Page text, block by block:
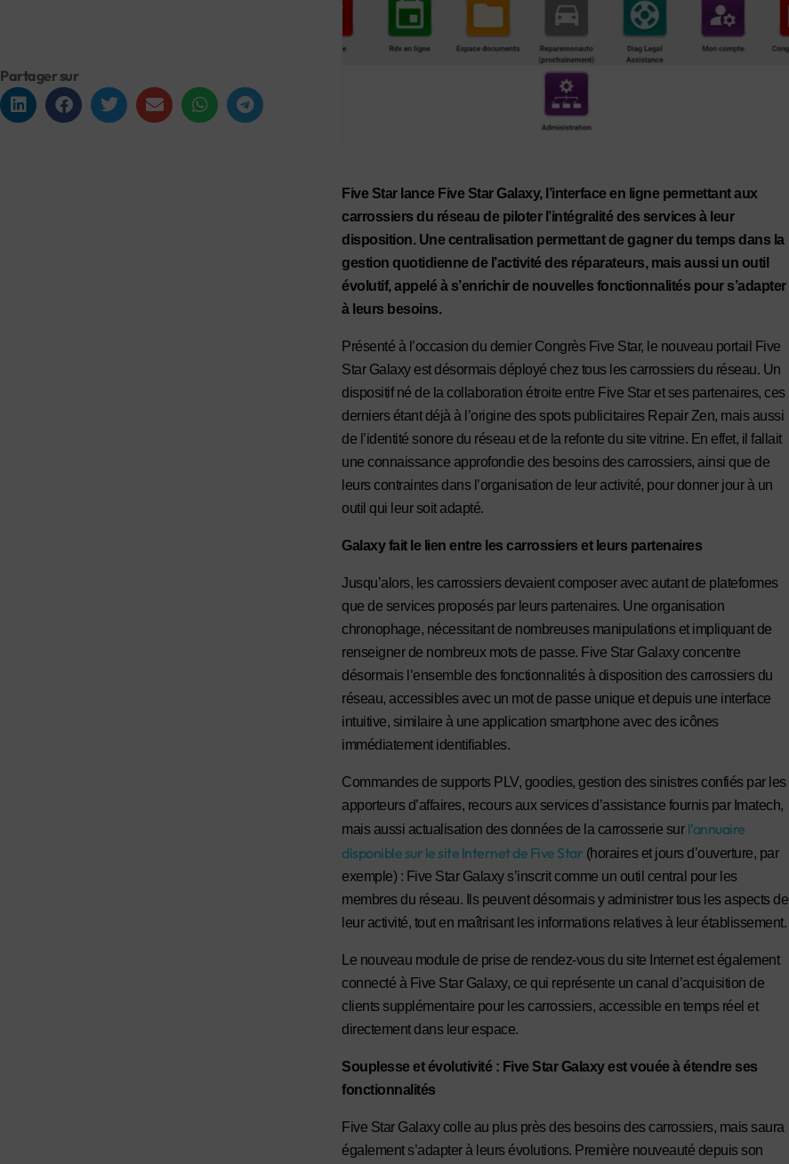
Partager sur
Five Star lance Five Star Galaxy, l’interface en ligne permettant aux
carrossiers du réseau de piloter l’intégralité des services à leur
disposition. Une centralisation permettant de gagner du temps dans la
gestion quotidienne de l’activité des réparateurs, mais aussi un outil
évolutif, appelé à s’enrichir de nouvelles fonctionnalités pour s’adapter
à leurs besoins.
Présenté à l’occasion du dernier Congrès Five Star, le nouveau portail Five
Star Galaxy est désormais déployé chez tous les carrossiers du réseau. Un
dispositif né de la collaboration étroite entre Five Star et ses partenaires, ces
derniers étant déjà à l’origine des spots publicitaires Repair Zen, mais aussi
de l’identité sonore du réseau et de la refonte du site vitrine. En effet, il fallait
une connaissance approfondie des besoins des carrossiers, ainsi que de
leurs contraintes dans l’organisation de leur activité, pour donner jour à un
outil qui leur soit adapté.
Galaxy fait le lien entre les carrossiers et leurs partenaires
Jusqu’alors, les carrossiers devaient composer avec autant de plateformes
que de services proposés par leurs partenaires. Une organisation
chronophage, nécessitant de nombreuses manipulations et impliquant de
renseigner de nombreux mots de passe. Five Star Galaxy concentre
désormais l’ensemble des fonctionnalités à disposition des carrossiers du
réseau, accessibles avec un mot de passe unique et depuis une interface
intuitive, similaire à une application smartphone avec des icônes
immédiatement identifiables.
Commandes de supports PLV, goodies, gestion des sinistres confiés par les
apporteurs d’affaires, recours aux services d’assistance fournis par Imatech,
mais aussi actualisation des données de la carrosserie sur l’annuaire
disponible sur le site Internet de Five Star (horaires et jours d’ouverture, par
exemple) : Five Star Galaxy s’inscrit comme un outil central pour les
membres du réseau. Ils peuvent désormais y administrer tous les aspects de
leur activité, tout en maîtrisant les informations relatives à leur établissement.
Le nouveau module de prise de rendez-vous du site Internet est également
connecté à Five Star Galaxy, ce qui représente un canal d’acquisition de
clients supplémentaire pour les carrossiers, accessible en temps réel et
directement dans leur espace.
Souplesse et évolutivité : Five Star Galaxy est vouée à étendre ses
fonctionnalités
Five Star Galaxy colle au plus près des besoins des carrossiers, mais saura
également s’adapter à leurs évolutions. Première nouveauté depuis son